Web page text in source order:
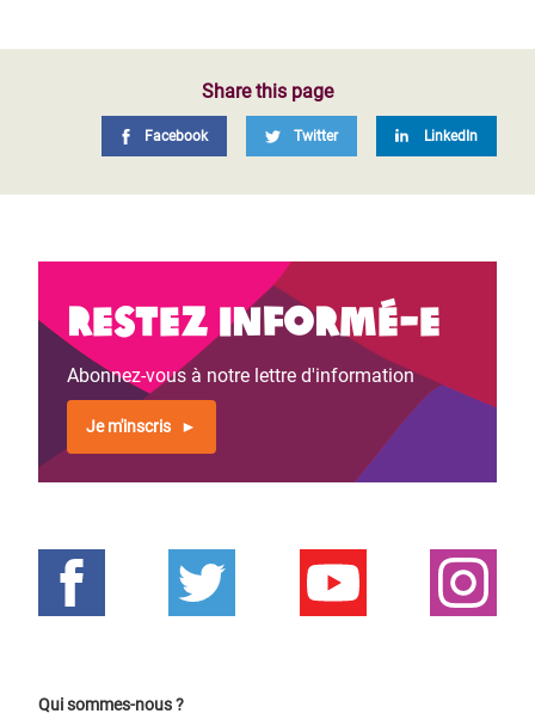
Share this page
Facebook Twitter LinkedIn
Restez informé-e
Abonnez-vous à notre lettre d'information
Je m'inscris
Qui sommes-nous ?